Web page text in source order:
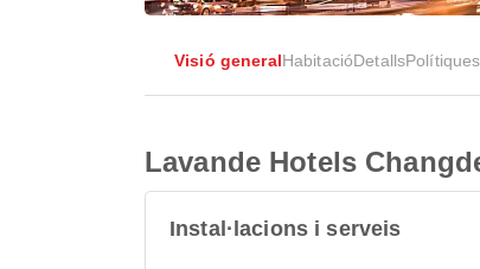
Visió generalHabitacióDetallsPolítiques
Lavande Hotels
Instal·lacions i serveis